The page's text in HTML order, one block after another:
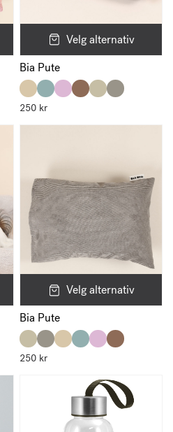
Velg alternativ
Bia Pute
250 kr
Velg alternativ
Bia Pute
250 kr